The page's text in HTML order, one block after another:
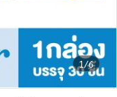
1/6